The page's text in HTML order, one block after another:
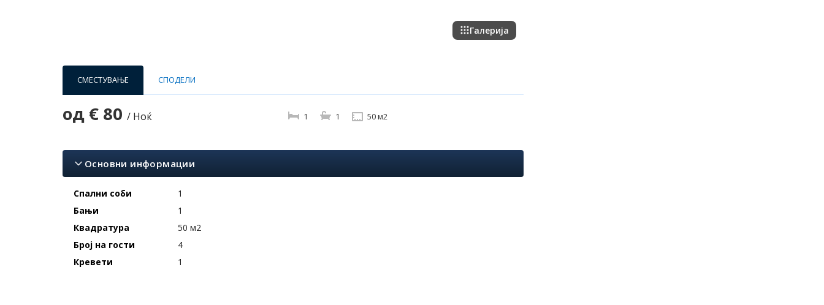
Галерија
СМЕСТУВАЊЕ СПОДЕЛИ
од € 80 / Ноќ 1 1 50 м2
Основни информации
Спални соби
1
Бањи
1
Квадратура
50 м2
Број на гости
4
Кревети
1